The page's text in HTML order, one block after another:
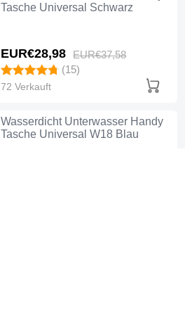
Tasche Universal Schwarz
EUR€28,98 EUR€37,58
(15)
72 Verkauft
Wasserdicht Unterwasser Handy
Tasche Universal W18 Blau